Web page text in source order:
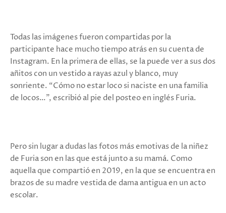
Todas las imágenes fueron compartidas por la
participante hace mucho tiempo atrás en su cuenta de
Instagram. En la primera de ellas, se la puede ver a sus dos
añitos con un vestido a rayas azul y blanco, muy
sonriente. “Cómo no estar loco si naciste en una familia
de locos…”, escribió al pie del posteo en inglés Furia.
Pero sin lugar a dudas las fotos más emotivas de la niñez
de Furia son en las que está junto a su mamá. Como
aquella que compartió en 2019, en la que se encuentra en
brazos de su madre vestida de dama antigua en un acto
escolar.